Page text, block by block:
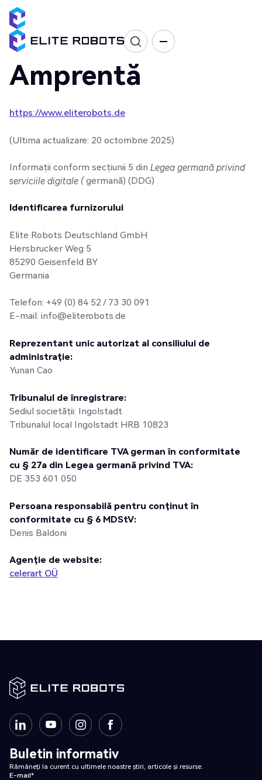
Amprentă
https://www.eliterobots.de
(Ultima actualizare: 20 octombrie 2025)
Informații conform secțiunii 5 din Legea germană privind
serviciile digitale (germană) (DDG)
Identificarea furnizorului
Elite Robots Deutschland GmbH
Hersbrucker Weg 5
85290 Geisenfeld BY
Germania
Telefon: +49 (0) 84 52 / 73 30 091
E-mail: info@eliterobots.de
Reprezentant unic autorizat al consiliului de
administrație:
Yunan Cao
Tribunalul de înregistrare:
Sediul societății: Ingolstadt
Tribunalul local Ingolstadt HRB 10823
Număr de identificare TVA german în conformitate
cu § 27a din Legea germană privind TVA:
DE 353 601 050
Persoana responsabilă pentru conținut în
conformitate cu § 6 MDStV:
Denis Baldoni
Agenție de website:
celerart OÜ
Buletin informativ
Rămâneți la curent cu ultimele noastre știri, articole și resurse.
E-mail*